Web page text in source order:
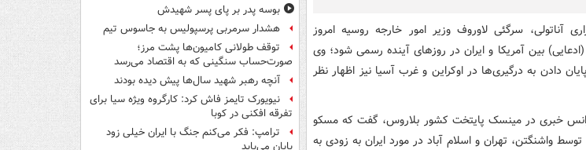
آناتولی، سرگئی لاوروف وزیر امور خارجه روسیه امروز
(ادعایی) بین آمریکا و ایران در روزهای آینده رسمی شود؛ وی
دادن به درگیری‌ها در اوکراین و غرب آسیا نیز اظهار نظر
خبری در مینسک پایتخت کشور بلاروس، گفت که مسکو
واشنگتن، تهران و اسلام آباد در مورد ایران به زودی به
بوسه‌ پدر بر پای پسر شهیدش
هشدار سرمربی پرسپولیس به جاسوس تیم
توقف طولانی کامیون‌ها پشت مرز؛
صورت‌حساب سنگینی که به اقتصاد می‌رسد
آنچه رهبر شهید سال‌ها پیش دیده بودند
نیویورک تایمز فاش کرد: کارگروه ویژه سیا برای
تفرقه افکنی در کوبا
ترامپ: فکر می‌کنم جنگ با ایران خیلی زود
پایان می‌یابد